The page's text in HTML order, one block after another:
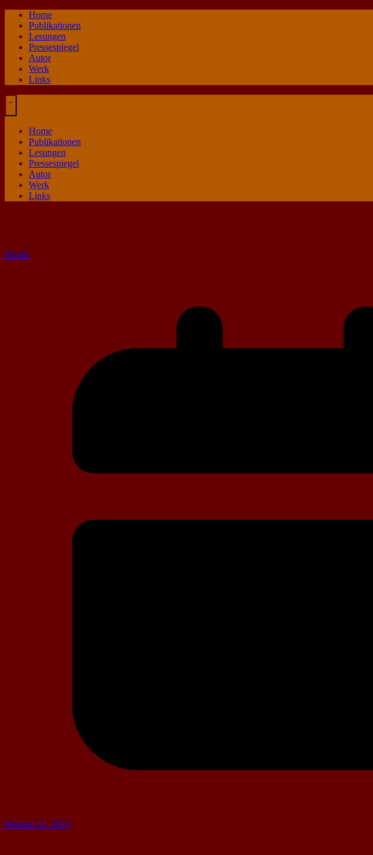
Zum
Inhalt
springen
Home
Publikationen
Lesungen
Pressespiegel
Autor
Werk
Links
Home
Publikationen
Lesungen
Pressespiegel
Autor
Werk
Links
Musik
Februar 12, 2010